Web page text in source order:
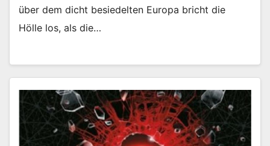
über dem dicht besiedelten Europa bricht die
Hölle los, als die…